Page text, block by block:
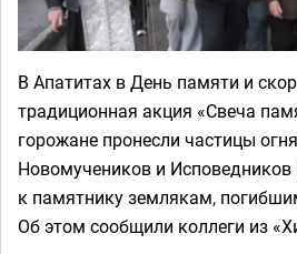
В Апатитах в День памяти и
традиционная акция «Свеча
горожане пронесли частицы
Новомучеников и Исповедников
к памятнику землякам,
Об этом сообщили коллеги из